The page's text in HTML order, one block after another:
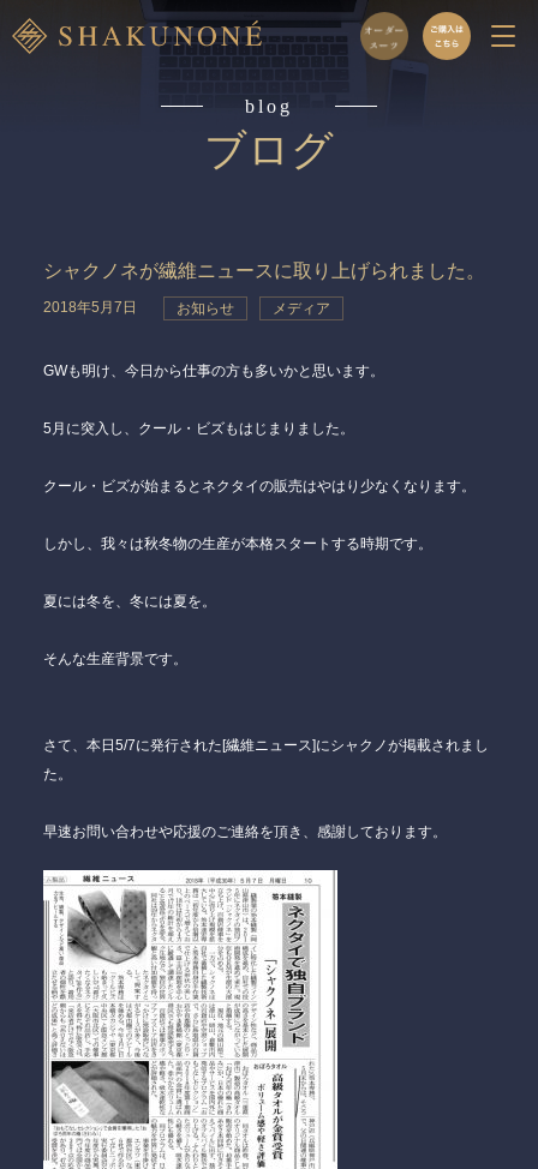
blog
ブログ
シャクノネが繊維ニュースに取り上げられました。
2018年5月7日 お知らせ メディア
GWも明け、今日から仕事の方も多いかと思います。
5月に突入し、クール・ビズもはじまりました。
クール・ビズが始まるとネクタイの販売はやはり少なくなります。
しかし、我々は秋冬物の生産が本格スタートする時期です。
夏には冬を、冬には夏を。
そんな生産背景です。
さて、本日5/7に発行された[繊維ニュース]にシャクノが掲載されまし
た。
早速お問い合わせや応援のご連絡を頂き、感謝しております。